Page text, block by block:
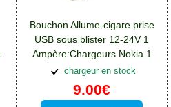
Bouchon Allume-cigare prise
USB sous blister 12-24V 1
Ampère:Chargeurs Nokia 1
chargeur en stock
9.00€